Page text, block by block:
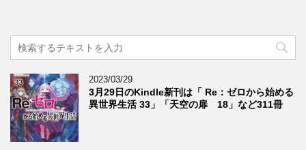
2023/03/29
3月29日のKindle新刊は「 Re：ゼロから始める
異世界生活 33」「天空の扉 18」など311冊